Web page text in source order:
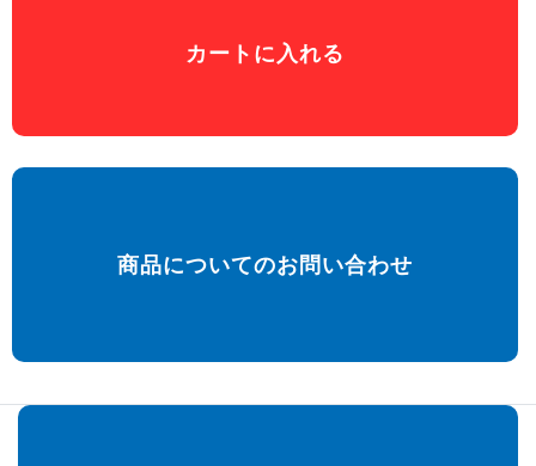
カートに入れる
商品についてのお問い合わせ